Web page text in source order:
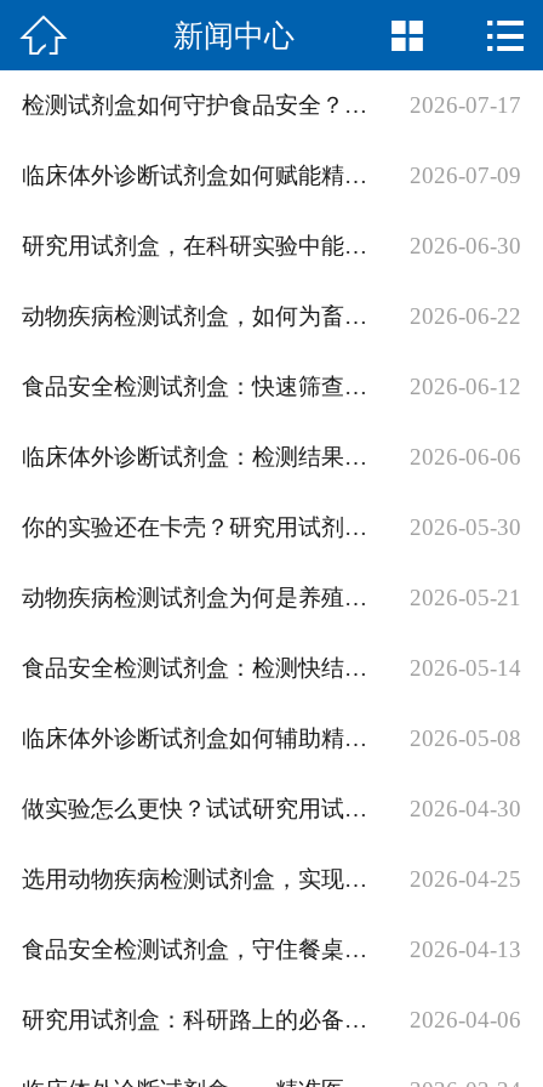
网站首页
English
 新闻中心  
检测试剂盒如何守护食品安全？原理与应用解析 2026-07-17
临床体外诊断试剂盒如何赋能精准医疗？ 2026-07-09
研究用试剂盒，在科研实验中能解决哪些问题？ 2026-06-30
动物疾病检测试剂盒，如何为畜牧安全筑起防线？ 2026-06-22
食品安全检测试剂盒：快速筛查工具与实操要点 2026-06-12
临床体外诊断试剂盒：检测结果值得信赖吗？ 2026-06-06
你的实验还在卡壳？研究用试剂盒了解下 2026-05-30
动物疾病检测试剂盒为何是养殖户必备？ 2026-05-21
食品安全检测试剂盒：检测快结果准 2026-05-14
临床体外诊断试剂盒如何辅助精准医疗？ 2026-05-08
做实验怎么更快？试试研究用试剂盒 2026-04-30
选用动物疾病检测试剂盒，实现快速精准判断 2026-04-25
食品安全检测试剂盒，守住餐桌前的健康防线 2026-04-13
研究用试剂盒：科研路上的必备工具 2026-04-06